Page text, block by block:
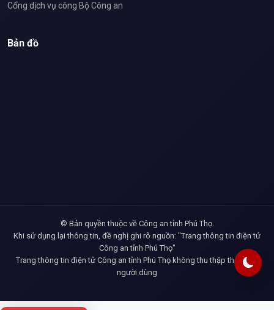
Cổng dịch vụ công Bộ Công an
Bản đồ
© Bản quyền thuộc về Công an tỉnh Phú Thọ.
Khi sử dụng lại thông tin, đề nghị ghi rõ nguồn: "Trang thông tin điện tử
Công an tỉnh Phú Thọ"
Trang thông tin điện tử Công an tỉnh Phú Thọ không thu thập thông tin
người dùng